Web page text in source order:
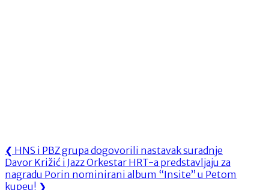
Navigacija
objava
❮ Previous
Post:
HNS i PBZ grupa dogovorili nastavak suradnje
Next
Post:
Davor Križić i Jazz Orkestar HRT-a predstavljaju za
nagradu Porin nominirani album “Insite” u Petom
kupeu! ❯